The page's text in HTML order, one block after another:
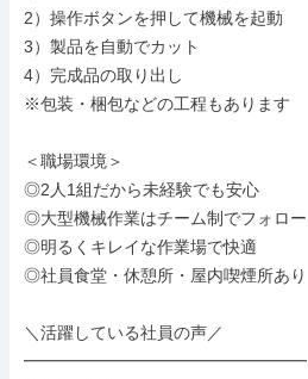
2）操作ボタンを押して機械を起動
3）製品を自動でカット
4）完成品の取り出し
※包装・梱包などの工程もあります
＜職場環境＞
◎2人1組だから未経験でも安心
◎大型機械作業はチーム制でフォロー
◎明るくキレイな作業場で快適
◎社員食堂・休憩所・屋内喫煙所あり
＼活躍している社員の声／
━━━━━━━━━━━━━━━━━